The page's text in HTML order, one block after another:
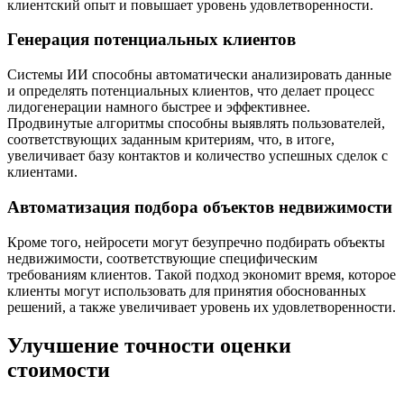
клиентский опыт и повышает уровень удовлетворенности.
Генерация потенциальных клиентов
Системы ИИ способны автоматически анализировать данные
и определять потенциальных клиентов, что делает процесс
лидогенерации намного быстрее и эффективнее.
Продвинутые алгоритмы способны выявлять пользователей,
соответствующих заданным критериям, что, в итоге,
увеличивает базу контактов и количество успешных сделок с
клиентами.
Автоматизация подбора объектов недвижимости
Кроме того, нейросети могут безупречно подбирать объекты
недвижимости, соответствующие специфическим
требованиям клиентов. Такой подход экономит время, которое
клиенты могут использовать для принятия обоснованных
решений, а также увеличивает уровень их удовлетворенности.
Улучшение точности оценки
стоимости